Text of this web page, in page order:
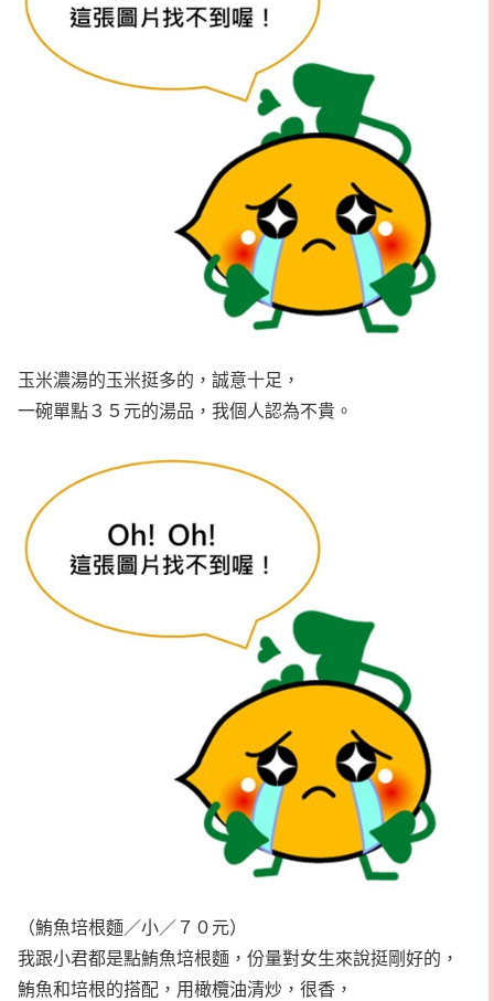
玉米濃湯的玉米挺多的，誠意十足，
一碗單點３５元的湯品，我個人認為不貴。
（鮪魚培根麵／小／７０元）
我跟小君都是點鮪魚培根麵，份量對女生來說挺剛好的，
鮪魚和培根的搭配，用橄欖油清炒，很香，